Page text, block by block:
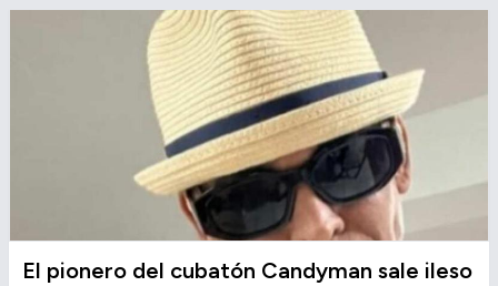
El pionero del cubatón Candyman sale ileso